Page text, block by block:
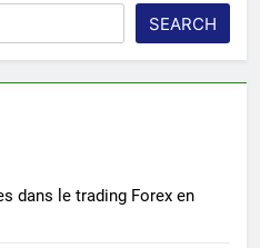
SEARCH
dans le trading Forex en